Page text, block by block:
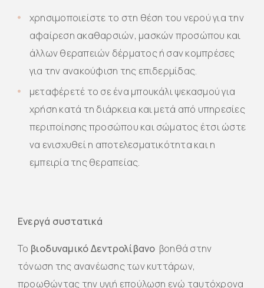
χρησιμοποιείστε το στη θέση του νερού για την
αφαίρεση ακαθαρσιών, μασκών προσώπου και
άλλων θεραπειών δέρματος ή σαν κομπρέσες
για την ανακούφιση της επιδερμίδας.
μεταφέρετέ το σε ένα μπουκάλι ψεκασμού για
χρήση κατά τη διάρκεια και μετά από υπηρεσίες
περιποίησης προσώπου και σώματος έτσι ώστε
να ενισχυθεί η αποτελεσματικότητα και η
εμπειρία της θεραπείας.
Ενεργά συστατικά
Το βιοδυναμικό Δεντρολίβανο βοηθά στην
τόνωση της ανανέωσης των κυττάρων,
προωθώντας την υγιή επούλωση ενώ ταυτόχρονα